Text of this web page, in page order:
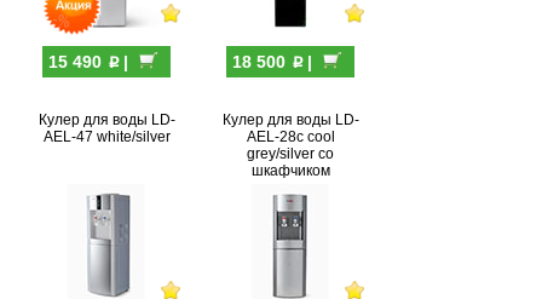
15 490 p| 18 500 p|
Кулер для воды LD-
AEL-47 white/silver
Кулер для воды LD-
AEL-28c cool
grey/silver со
шкафчиком